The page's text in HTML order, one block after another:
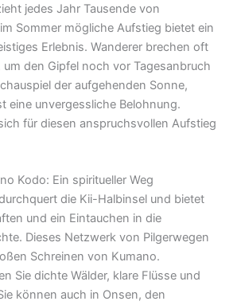
jedes Jahr Tausende von
Sommer mögliche Aufstieg bietet ein
Erlebnis. Wanderer brechen oft
den Gipfel noch vor Tagesanbruch
der aufgehenden Sonne,
eine unvergessliche Belohnung.
für diesen anspruchsvollen Aufstieg
Kodo: Ein spiritueller Weg
die Kii-Halbinsel und bietet
und ein Eintauchen in die
Dieses Netzwerk von Pilgerwegen
Schreinen von Kumano.
Sie dichte Wälder, klare Flüsse und
können auch in Onsen, den